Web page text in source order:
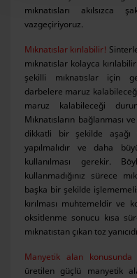
mıknatısları akılsızca
vazgeçiriyoruz.
Mıknatıslar kırılabilir!
mıknatıslar kolayca
şekilli mıknatıslar için
darbelere maruz
maruz kalabileceği
Mıknatısların bağlanması
dikkatli bir şekilde aşağı
yapılmalıdır ve daha
kullanılması gerekir.
kullanmadığınız sürece
başka bir şekilde
kırılması muhtemeldir ve
oksitlenme sonucu kısa
mıknatıstan çıkan toz
Manyetik alan
üretilen güçlü manyetik